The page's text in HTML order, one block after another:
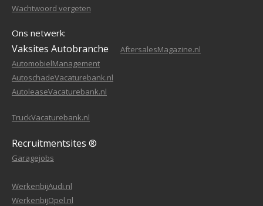
Wachtwoord vergeten
Ons netwerk:
Vaksites Autobranche
AftersalesMagazine.nl
AutomobielManagement
AutoschadeVacaturebank.nl
AutoleaseVacaturebank.nl
TruckVacaturebank.nl
Recruitmentsites ®
Garagejobs
WerkenbijAudi.nl
WerkenbijOpel.nl